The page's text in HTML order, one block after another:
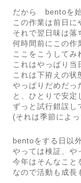
だから bentoを
この作業は前日に
それで翌日味は落
何時間前にこの作
ここをこうしてみ
これはやっぱり当
これは下拵えの
やっぱりだめだっ
と、 ひとりで安定
ずっと試行錯誤し
(それは季節によ
bentoをする日以
やっては検証、や
今年はそんなこと
なので活動も成長